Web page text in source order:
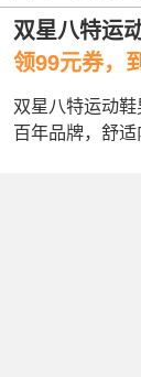
双星八特运
领99元券，
双星八特运动
百年品牌，舒适